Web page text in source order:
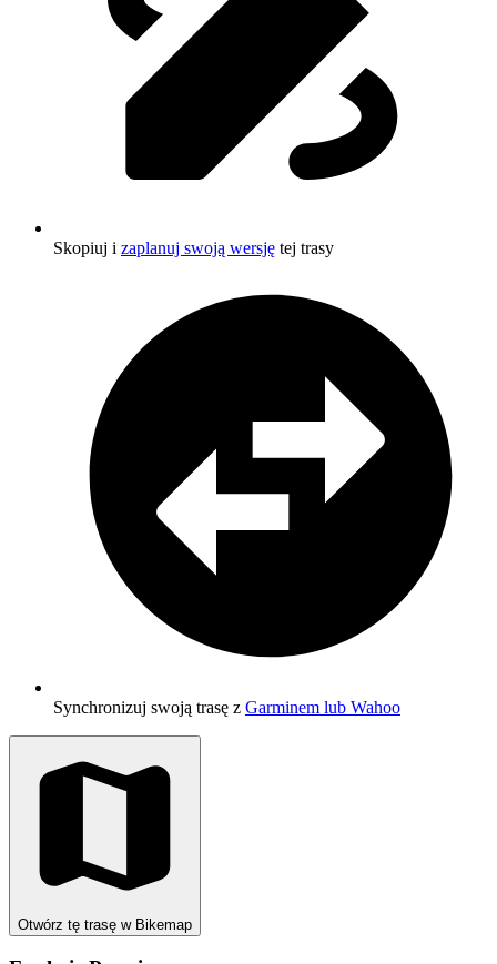
Skopiuj i zaplanuj swoją wersję tej trasy
Synchronizuj swoją trasę z Garminem lub Wahoo
Otwórz tę trasę w Bikemap